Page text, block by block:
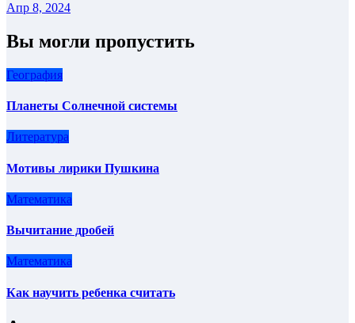
Апр 8, 2024
Вы могли пропустить
География
Планеты Солнечной системы
Литература
Мотивы лирики Пушкина
Математика
Вычитание дробей
Математика
Как научить ребенка считать